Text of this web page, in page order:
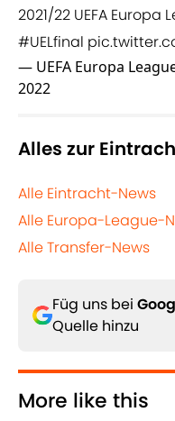
2021/22 UEFA
#UELfinal
— UEFA Europa
2022
Alles zur
Alle Eintracht-News
Alle Europa-League-
Alle Transfer-News
Füg uns bei
Quelle hinzu
More like this